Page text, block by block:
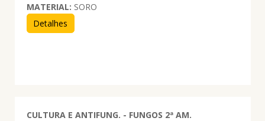
MATERIAL: SORO
Detalhes
CULTURA E ANTIFUNG. - FUNGOS 2ª AM.